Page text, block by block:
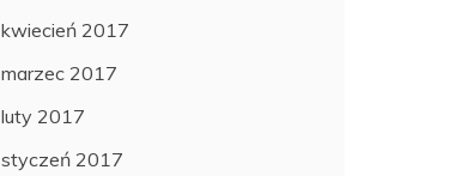
kwiecień 2017
marzec 2017
luty 2017
styczeń 2017